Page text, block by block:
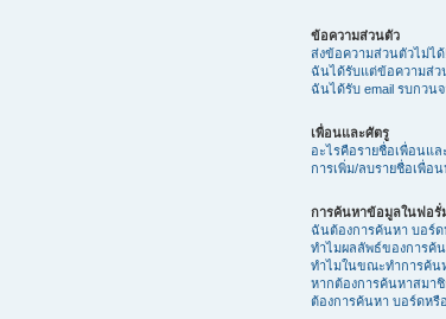
ข้อความส่วนตัว
ส่งข้อความส่วนตัวไม่ได้!
ฉันได้รับแต่ข้อความส่ว
ฉันได้รับ email รบกวน
เพื่อนและศัตรู
อะไรคือรายชื่อเพื่อนแ
การเพิ่ม/ลบรายชื่อเพื่อ
การค้นหาข้อมูลในฟอรั่
ฉันต้องการค้นหา บอร์ด
ทำไมผลลัพธ์ของการค้น
ทำไมในขณะทำการค้น
หากต้องการค้นหาสมาชิ
ต้องการค้นหา บอร์ดหรื